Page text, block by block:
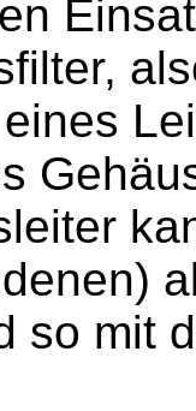
so mit